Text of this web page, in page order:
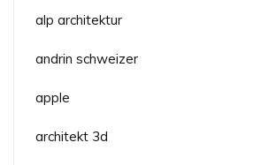
alp architektur
andrin schweizer
apple
architekt 3d